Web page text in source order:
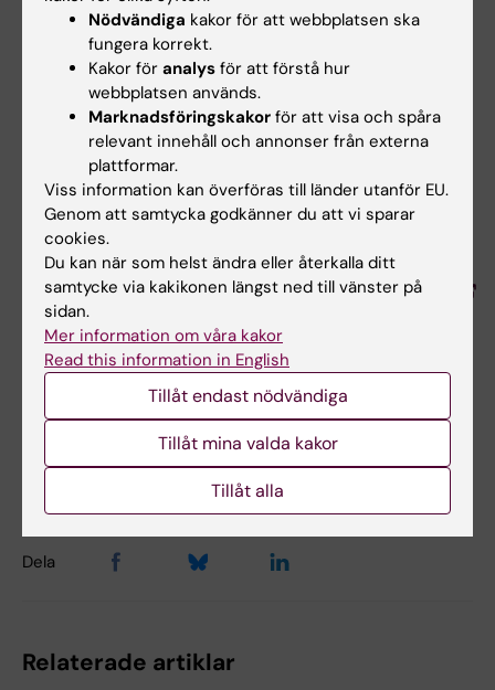
Publikation
A Whole-Brain Atlas of Inputs to Serotonergic
Neurons of the Dorsal and Median Raphe
Nuclei
Iskra Pollak Dorocic, Daniel Fürth, Yang Xuan,
Yvonne Johansson, Laura Pozzi, Gilad
Silberberg, Marie Carlén, and Konstantinos
Meletis
Neuron (2014), online 6 August 2014,
http://dx.doi.org/10.1016/j.neuron.2014.07.002
Neurovetenskap
2022-07-15
Dela
Relaterade artiklar
Nödvändiga kakor för att webbplatsen ska
fungera korrekt.
Kakor för analys för att förstå hur
webbplatsen används.
Marknadsföringskakor för att visa och spåra
relevant innehåll och annonser från externa
plattformar.
Viss information kan överföras till länder utanför EU.
Genom att samtycka godkänner du att vi sparar
cookies.
Du kan när som helst ändra eller återkalla ditt
samtycke via kakikonen längst ned till vänster på
sidan.
Mer information om våra kakor
Read this information in English
Tillåt endast nödvändiga
Tillåt mina valda kakor
Tillåt alla